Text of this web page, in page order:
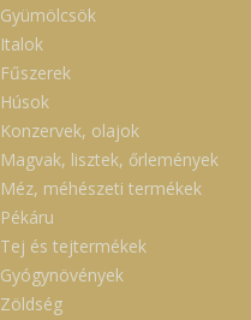
Gyümölcsök
Italok
Fűszerek
Húsok
Konzervek, olajok
Magvak, lisztek, őrlemények
Méz, méhészeti termékek
Pékáru
Tej és tejtermékek
Gyógynövények
Zöldség